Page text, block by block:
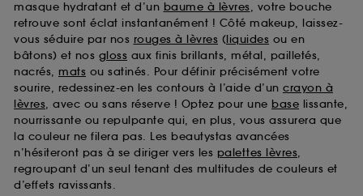
masque hydratant et d’un baume à lèvres, votre bouche
retrouve sont éclat instantanément ! Côté makeup, laissez-
vous séduire par nos rouges à lèvres (liquides ou en
bâtons) et nos gloss aux finis brillants, métal, pailletés,
nacrés, mats ou satinés. Pour définir précisément votre
sourire, redessinez-en les contours à l’aide d’un crayon à
lèvres, avec ou sans réserve ! Optez pour une base lissante,
nourrissante ou repulpante qui, en plus, vous assurera que
la couleur ne filera pas. Les beautystas avancées
n’hésiteront pas à se diriger vers les palettes lèvres,
regroupant d’un seul tenant des multitudes de couleurs et
d’effets ravissants.
A l'exception des cookies techniques, le dépôt et la
lecture de ces traceurs requiert votre accord. Vous
pouvez personnaliser vos choix concernant le dépôt
de ces cookies grâce au bouton "personnaliser mes
choix" ci-dessous ou décider de "tout accepter".
Sephora pourra associer les informations de
navigation collectées par ces Cookies, pour les
finalités acceptées, avec les données personnelles
collectées ou générées lors de votre activité en ligne
ou en magasin. Pour refuser tous les cookies, cliques
sur "continuer sans accepter". Voous pouvez à tout
moment choisir de retirer votrte consentement. Si vous